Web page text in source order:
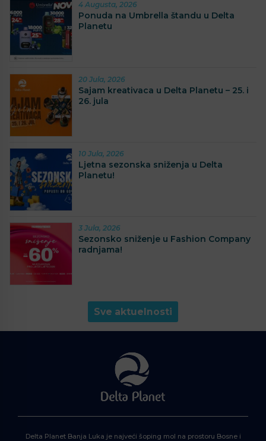
4 Augusta, 2026
Ponuda na Umbrella štandu u Delta
Planetu
20 Jula, 2026
Sajam kreativaca u Delta Planetu – 25. i
26. jula
10 Jula, 2026
Ljetna sezonska sniženja u Delta
Planetu!
3 Jula, 2026
Sezonsko sniženje u Fashion Company
radnjama!
Sve aktuelnosti
Delta Planet Banja Luka je najveći šoping mol na prostoru Bosne i